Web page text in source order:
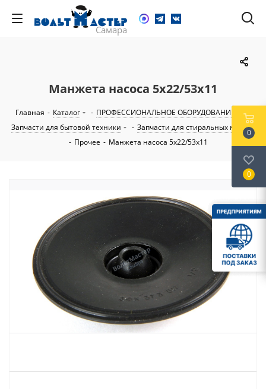
Манжета насоса 5х22/53х11
Главная - Каталог - ПРОФЕССИОНАЛЬНОЕ ОБОРУДОВАНИЕ
-
Запчасти для бытовой техники
- Запчасти для стиральных машин
- Прочее - Манжета насоса 5х22/53х11
0
0